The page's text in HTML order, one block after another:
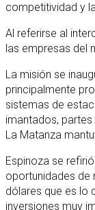
competitividad y
Al referirse al
las empresas del
La misión se
principalmente
sistemas de
imantados,
La Matanza
Espinoza se
oportunidades de
dólares que es lo
inversiones muy